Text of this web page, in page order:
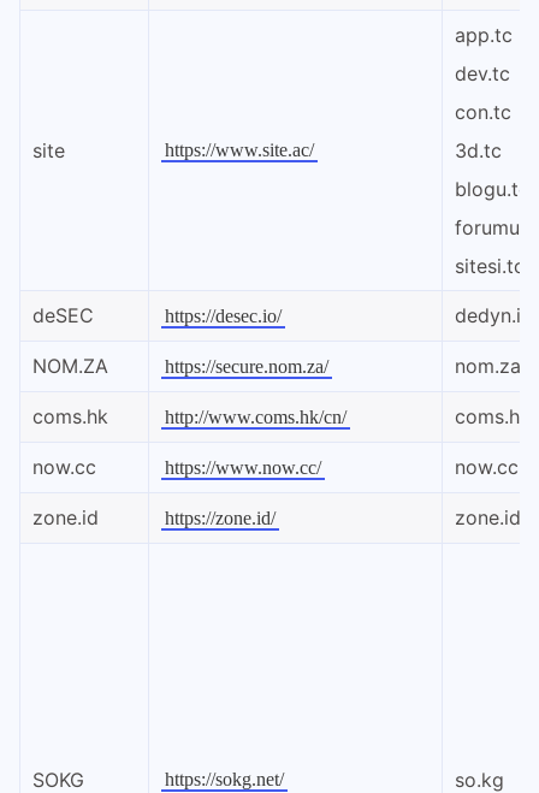
site https://www.site.ac/
app.tc
dev.tc
con.tc
3d.tc
blogu.tc
sitesi.tc
deSEC https://desec.io/ dedyn.io
NOM.ZA https://secure.nom.za/ nom.za
coms.hk http://www.coms.hk/cn/ coms.hk
now.cc https://www.now.cc/ now.cc
zone.id https://zone.id/ zone.id
SOKG https://sokg.net/ so.kg